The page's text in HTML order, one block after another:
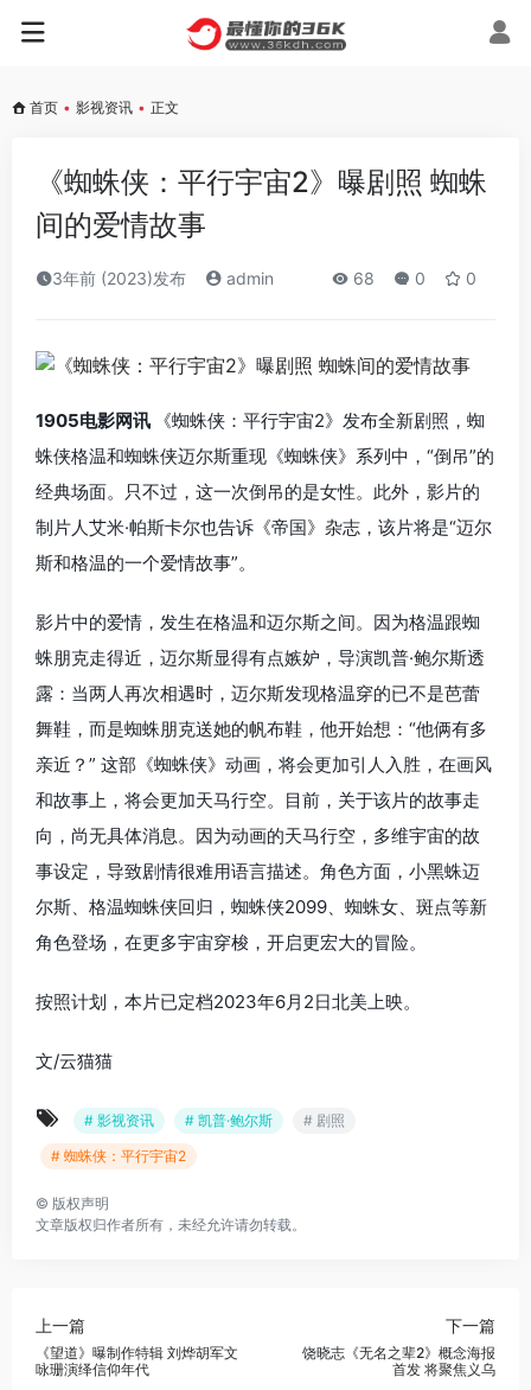
首页 • 影视资讯 • 正文
《蜘蛛侠：平行宇宙2》曝剧照 蜘蛛
间的爱情故事
3年前 (2023)发布 admin 68 0 0
1905电影网讯 《蜘蛛侠：平行宇宙2》发布全新剧照，蜘
蛛侠格温和蜘蛛侠迈尔斯重现《蜘蛛侠》系列中，“倒吊”的
经典场面。只不过，这一次倒吊的是女性。此外，影片的
制片人艾米·帕斯卡尔也告诉《帝国》杂志，该片将是“迈尔
斯和格温的一个爱情故事”。
影片中的爱情，发生在格温和迈尔斯之间。因为格温跟蜘
蛛朋克走得近，迈尔斯显得有点嫉妒，导演凯普·鲍尔斯透
露：当两人再次相遇时，迈尔斯发现格温穿的已不是芭蕾
舞鞋，而是蜘蛛朋克送她的帆布鞋，他开始想：“他俩有多
亲近？” 这部《蜘蛛侠》动画，将会更加引人入胜，在画风
和故事上，将会更加天马行空。目前，关于该片的故事走
向，尚无具体消息。因为动画的天马行空，多维宇宙的故
事设定，导致剧情很难用语言描述。角色方面，小黑蛛迈
尔斯、格温蜘蛛侠回归，蜘蛛侠2099、蜘蛛女、斑点等新
角色登场，在更多宇宙穿梭，开启更宏大的冒险。
按照计划，本片已定档2023年6月2日北美上映。
文/云猫猫
# 影视资讯 # 凯普·鲍尔斯
# 剧照
# 蜘蛛侠：平行宇宙2
© 版权声明
文章版权归作者所有，未经允许请勿转载。
上一篇
《望道》曝制作特辑 刘烨胡军文
咏珊演绎信仰年代
下一篇
饶晓志《无名之辈2》概念海报
首发 将聚焦义乌